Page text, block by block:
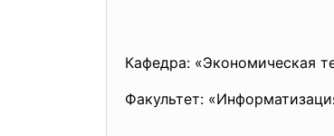
Кафедра: «Экономическая
Факультет: